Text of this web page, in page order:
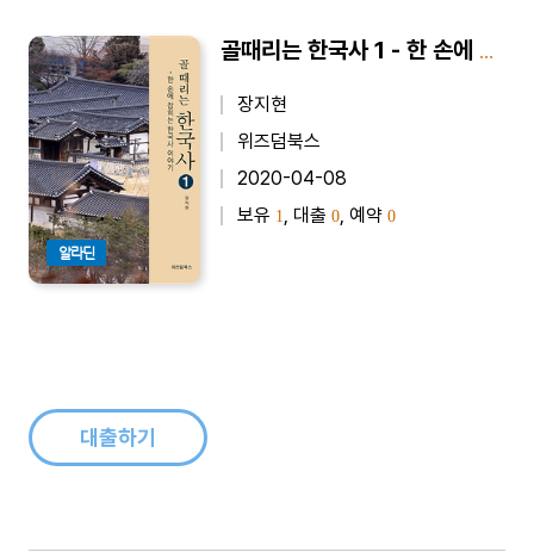
알라딘
골때리는 한국사 1 - 한 손에 잡히는 한국사 이야기
장지현
위즈덤북스
2020-04-08
보유 1 , 대출 0 , 예약 0
대출하기